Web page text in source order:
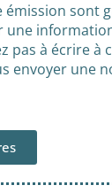
émission sont
une
pas à écrire
envoyer une